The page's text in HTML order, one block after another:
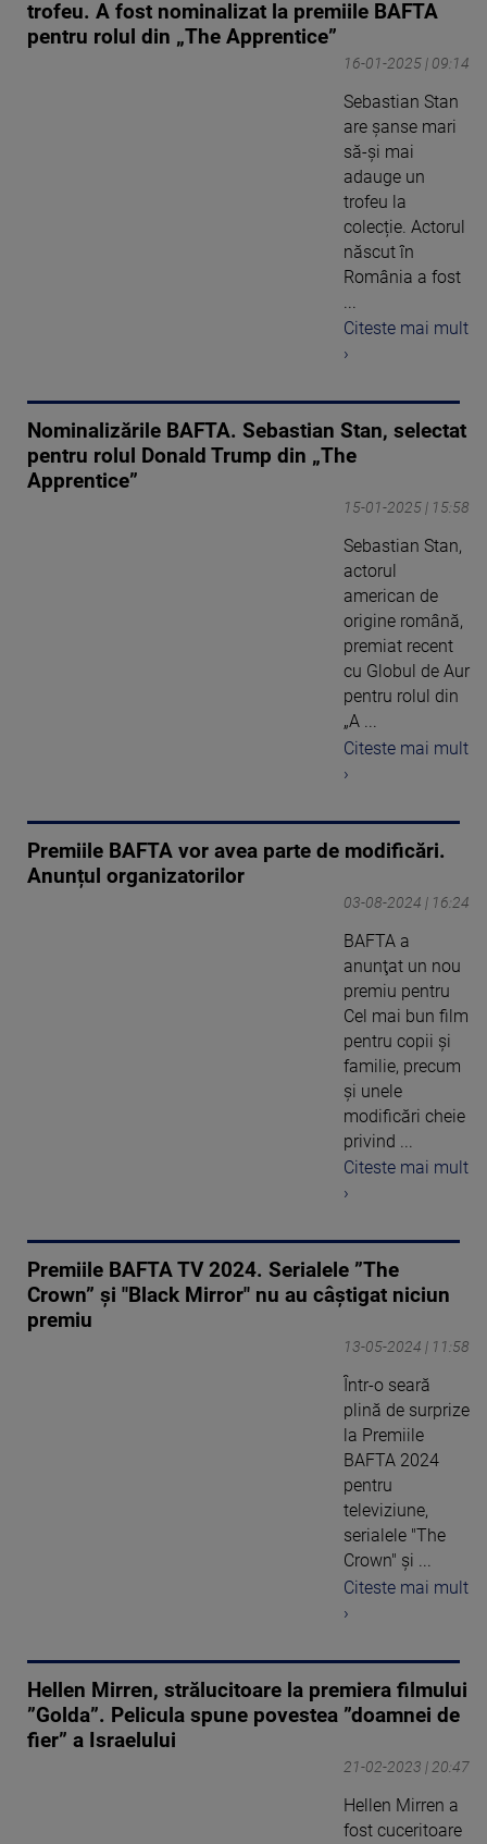
trofeu. A fost nominalizat la premiile BAFTA
pentru rolul din „The Apprentice”
16-01-2025 | 09:14
Sebastian Stan
are șanse mari
să-și mai
adauge un
trofeu la
colecție. Actorul
născut în
România a fost
Citeste mai mult
›
Nominalizările BAFTA. Sebastian Stan, selectat
pentru rolul Donald Trump din „The
Apprentice”
15-01-2025 | 15:58
Sebastian Stan,
actorul
american de
origine română,
premiat recent
cu Globul de Aur
pentru rolul din
„A ...
Citeste mai mult
›
Premiile BAFTA vor avea parte de modificări.
Anunțul organizatorilor
03-08-2024 | 16:24
BAFTA a
anunţat un nou
premiu pentru
Cel mai bun film
pentru copii şi
familie, precum
şi unele
modificări cheie
privind ...
Citeste mai mult
›
Premiile BAFTA TV 2024. Serialele ”The
Crown” şi "Black Mirror" nu au câștigat niciun
premiu
13-05-2024 | 11:58
Într-o seară
plină de surprize
la Premiile
BAFTA 2024
pentru
televiziune,
serialele "The
Crown" şi ...
Citeste mai mult
›
Hellen Mirren, strălucitoare la premiera filmului
”Golda”. Pelicula spune povestea ”doamnei de
fier” a Israelului
21-02-2023 | 20:47
Hellen Mirren a
fost cuceritoare